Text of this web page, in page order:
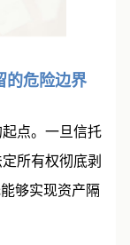
的危险边界
点。一旦信托
所有权彻底剥
够实现资产隔